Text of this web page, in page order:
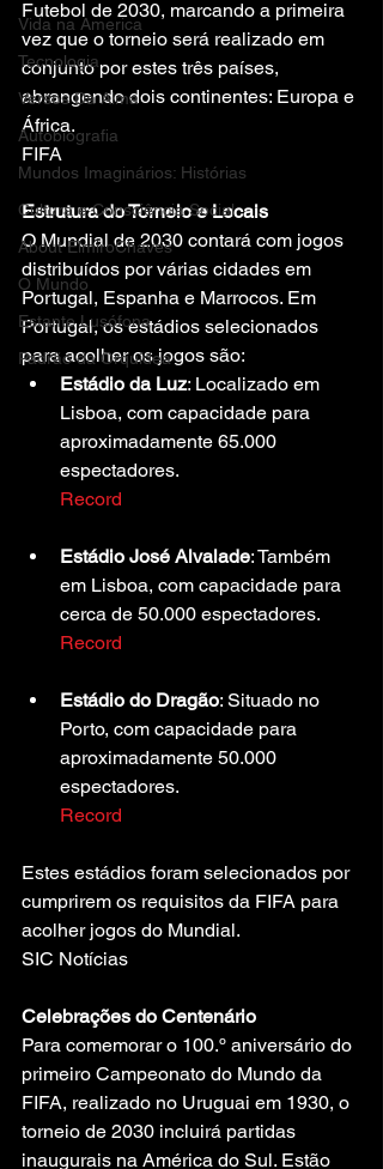
Vida na America
Tecnologia
Versos Da Alma
Autobiografia
Mundos Imaginários: Histórias
Cultura e Consciência Social
About ElmiroChaves
O Mundo
Estante Lusófona
Padrão da Orquídea
Futebol de 2030, marcando a primeira
vez que o torneio será realizado em
conjunto por estes três países,
abrangendo dois continentes: Europa e
África.
FIFA
Estrutura do Torneio e Locais
O Mundial de 2030 contará com jogos
distribuídos por várias cidades em
Portugal, Espanha e Marrocos. Em
Portugal, os estádios selecionados
para acolher os jogos são:
Estádio da Luz: Localizado em
Lisboa, com capacidade para
aproximadamente 65.000
espectadores.
Record
Estádio José Alvalade: Também
em Lisboa, com capacidade para
cerca de 50.000 espectadores.
Record
Estádio do Dragão: Situado no
Porto, com capacidade para
aproximadamente 50.000
espectadores.
Record
Estes estádios foram selecionados por
cumprirem os requisitos da FIFA para
acolher jogos do Mundial.
SIC Notícias
Celebrações do Centenário
Para comemorar o 100.º aniversário do
primeiro Campeonato do Mundo da
FIFA, realizado no Uruguai em 1930, o
torneio de 2030 incluirá partidas
inaugurais na América do Sul. Estão